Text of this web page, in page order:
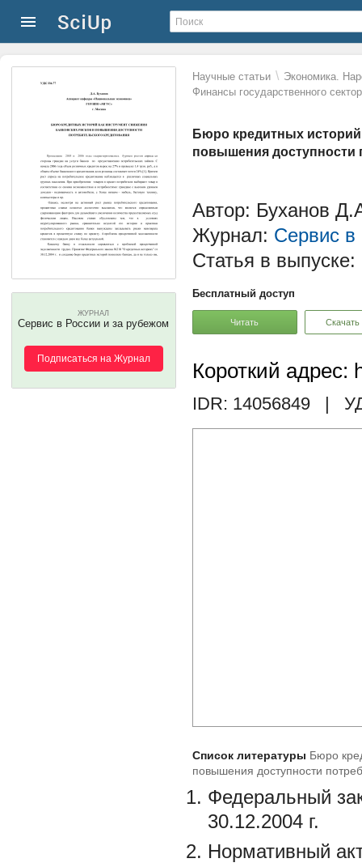
Научные статьи \ Экономика.
Финансы государственного
Бюро кредитных историй
повышения доступности
ЖУРНАЛ
Сервис в России и за рубежом
Подписаться на Журнал
Автор: Буханов
Журнал: Сервис в
Статья в выпуске:
Бесплатный доступ
Читать Скачать
Короткий адрес:
IDR: 14056849 |
Список литературы Бюро
повышения доступности
Федеральный
30.12.2004 г.
Нормативный